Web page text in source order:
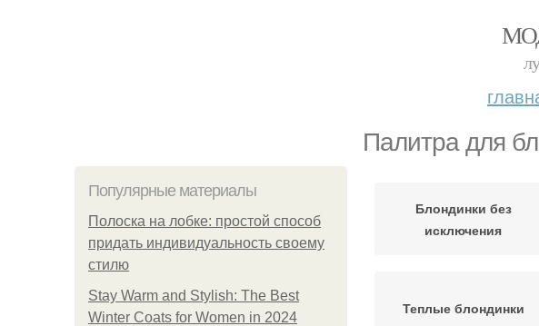
Палитра для
Популярные материалы
Полоска на лобке: простой способ
придать индивидуальность своему
стилю
Stay Warm and Stylish: The Best
Winter Coats for Women in 2024
Блондинки без
исключения
Теплые блондинки